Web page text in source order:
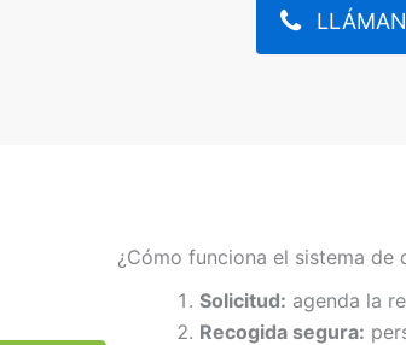
¿Cómo funciona el sistema de
Solicitud: agenda la
Recogida segura: